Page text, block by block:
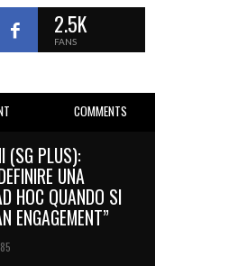
2.5K
FANS
COMMENTS
(SG PLUS):
UNA
HOC QUANDO SI
ENGAGEMENT”
85